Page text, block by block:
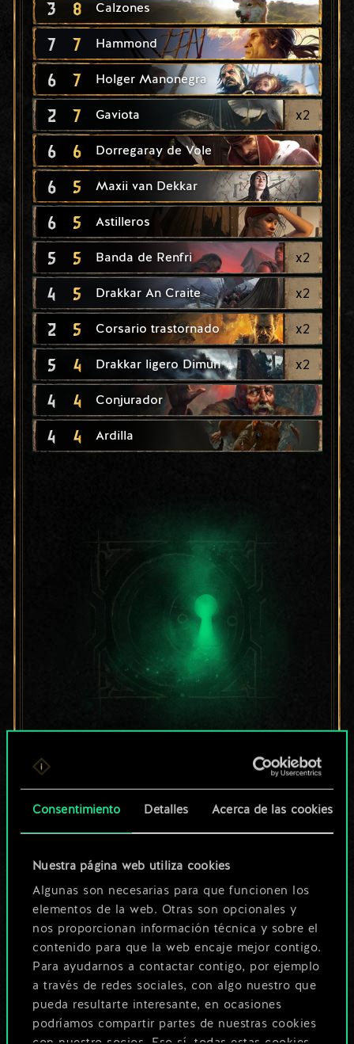
Consentimiento Detalles Acerca de las cookies
Nuestra página web utiliza cookies
Algunas son necesarias para que funcionen los
elementos de la web. Otras son opcionales y
nos proporcionan información técnica y sobre el
contenido para que la web encaje mejor contigo.
Para ayudarnos a contactar contigo, por ejemplo
a través de redes sociales, con algo nuestro que
pueda resultarte interesante, en ocasiones
podríamos compartir partes de nuestras cookies
3 8 Calzones
7 7 Hammond
6 7 Holger Manonegra
2 7 Gaviota x2
6 6 Dorregaray de Vole
6 5 Maxii van Dekkar
6 5 Astilleros
5 5 Banda de Renfri x2
4 5 Drakkar An Craite x2
2 5 Corsario trastornado x2
5 4 Drakkar ligero Dimun x2
4 4 Conjurador
4 4 Ardilla
un conjunto de
cartas compartido.
ser mucho más!
Poner nombre a esta baraja y crear
una guía